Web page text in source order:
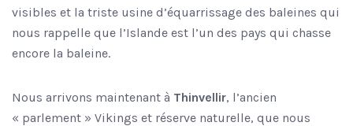
visibles et la triste usine d’équarrissage des baleines qui
nous rappelle que l’Islande est l’un des pays qui chasse
encore la baleine.
Nous arrivons maintenant à Thinvellir, l’ancien
« parlement » Vikings et réserve naturelle, que nous